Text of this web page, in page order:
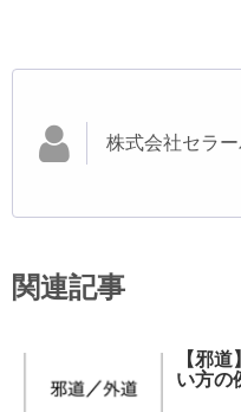
株式会社セラ
関連記事
【邪
い方の